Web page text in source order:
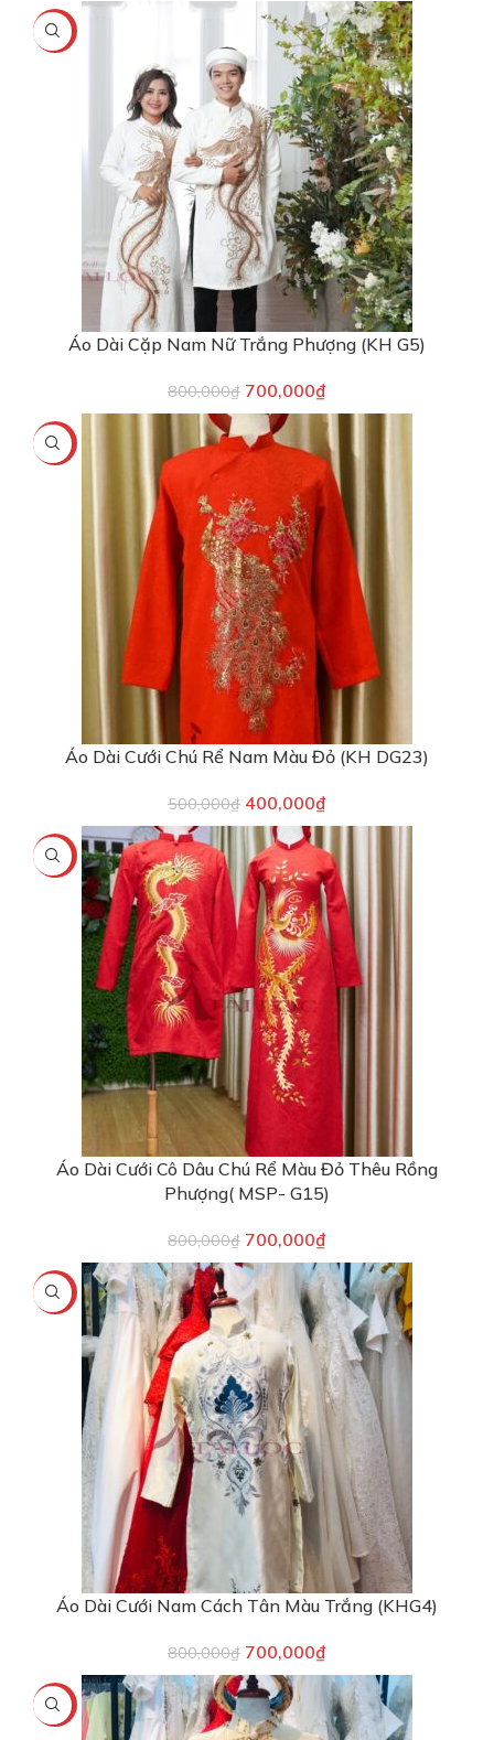
-13%
Áo Dài Cặp Nam Nữ Trắng Phượng (KH G5)
800,000₫ 700,000₫
-20%
Áo Dài Cưới Chú Rể Nam Màu Đỏ (KH DG23)
500,000₫ 400,000₫
-13%
Áo Dài Cưới Cô Dâu Chú Rể Màu Đỏ Thêu Rồng
Phượng( MSP- G15)
800,000₫ 700,000₫
-13%
Áo Dài Cưới Nam Cách Tân Màu Trắng (KHG4)
800,000₫ 700,000₫
-20%